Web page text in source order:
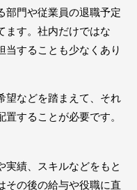
部門や従業員の退職予定
ます。社内だけではな
当することも少なくあり
望などを踏まえて、それ
することが必要です。
実績、スキルなどをもと
その後の給与や役職に直